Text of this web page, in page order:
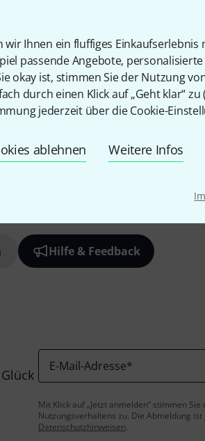
Ihnen ein fluffiges
passende Angebote,
okay ist, stimmen Sie der Nutzung
durch einen Klick auf „Geht klar“ zu (
jederzeit über die Cookie-
ablehnen Weitere Infos
Hilfe & Feedback
E-Mail-Adresse*
Mit Klick auf „Jetzt anmelden“ stimmen
Nutzungsverhaltens zu. Die Abmeldung
Datenschutzhinweisen.